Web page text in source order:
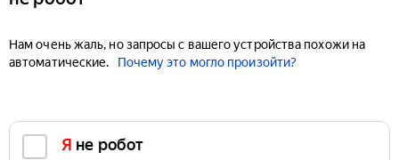
Нам очень жаль, но запросы с вашего устройства похожи на
автоматические.
Почему это могло произойти?
Я не робот